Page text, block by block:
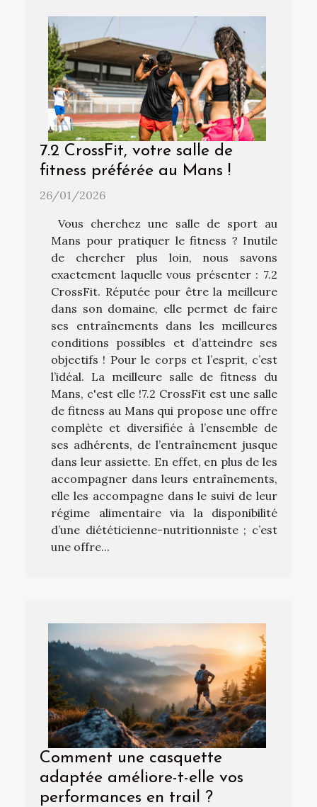
7.2 CrossFit, votre salle de
fitness préférée au Mans !
26/01/2026
Vous cherchez une salle de sport au
Mans pour pratiquer le fitness ? Inutile
de chercher plus loin, nous savons
exactement laquelle vous présenter : 7.2
CrossFit. Réputée pour être la meilleure
dans son domaine, elle permet de faire
ses entraînements dans les meilleures
conditions possibles et d’atteindre ses
objectifs ! Pour le corps et l’esprit, c’est
l’idéal. La meilleure salle de fitness du
Mans, c'est elle !7.2 CrossFit est une salle
de fitness au Mans qui propose une offre
complète et diversifiée à l’ensemble de
ses adhérents, de l’entraînement jusque
dans leur assiette. En effet, en plus de les
accompagner dans leurs entraînements,
elle les accompagne dans le suivi de leur
régime alimentaire via la disponibilité
d’une diététicienne-nutritionniste ; c’est
une offre...
Comment une casquette
adaptée améliore-t-elle vos
performances en trail ?